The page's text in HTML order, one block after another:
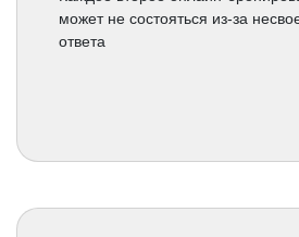
может не состояться из-за
ответа